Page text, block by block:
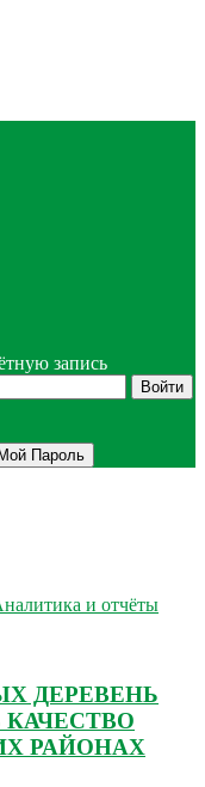
запись
и отчёты
ДЕРЕВЕНЬ
РАЙОНАХ